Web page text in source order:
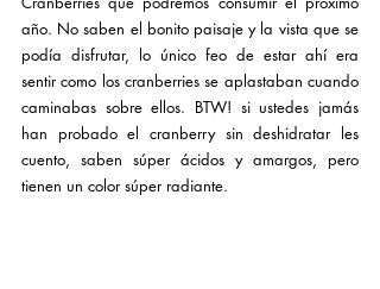
año. No saben el bonito paisaje y la vista que se
podía disfrutar, lo único feo de estar ahí era
sentir como los cranberries se aplastaban cuando
caminabas sobre ellos. BTW! si ustedes jamás
han probado el cranberry sin deshidratar les
cuento, saben súper ácidos y amargos, pero
tienen un color súper radiante.